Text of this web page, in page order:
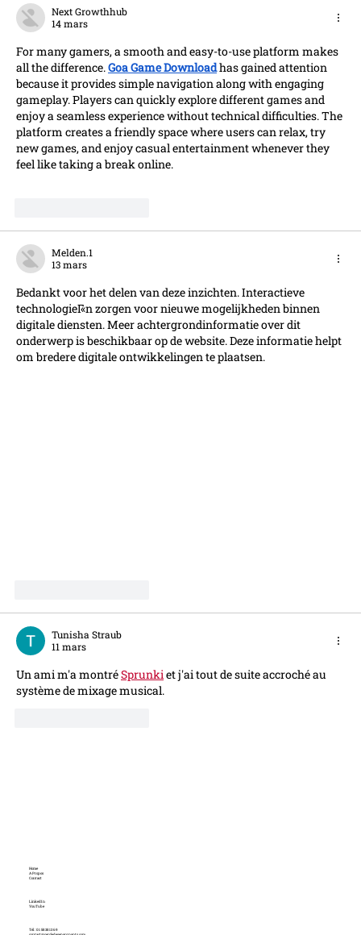
Next Growthhub
14 mars
For many gamers, a smooth and easy-to-use platform makes
all the difference. Goa Game Download has gained attention
because it provides simple navigation along with engaging
gameplay. Players can quickly explore different games and
enjoy a seamless experience without technical difficulties. The
platform creates a friendly space where users can relax, try
new games, and enjoy casual entertainment whenever they
feel like taking a break online.
Melden.1
13 mars
Bedankt voor het delen van deze inzichten. Interactieve
technologieГ«n zorgen voor nieuwe mogelijkheden binnen
digitale diensten. Meer achtergrondinformatie over dit
onderwerp is beschikbaar op de website. Deze informatie helpt
om bredere digitale ontwikkelingen te plaatsen.
Tunisha Straub
11 mars
Un ami m'a montré Sprunki et j'ai tout de suite accroché au
système de mixage musical.
Tél : 01 58 38 13 69
Home
A Propos
Contact
LinkedIn
YouTube